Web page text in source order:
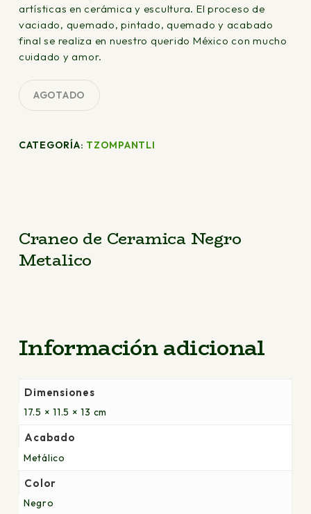
artísticas en cerámica y escultura. El proceso de
vaciado, quemado, pintado, quemado y acabado
final se realiza en nuestro querido México con mucho
cuidado y amor.
AGOTADO
CATEGORÍA: TZOMPANTLI
Craneo de Ceramica Negro
Metalico
Información adicional
Dimensiones
17.5 × 11.5 × 13 cm
Acabado
Metálico
Color
Negro